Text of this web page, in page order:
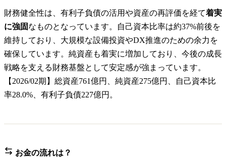
財務健全性は、有利子負債の活用や資産の再評価を経て着実
に強固なものとなっています。自己資本比率は約37%前後を
維持しており、大規模な設備投資やDX推進のための余力を
確保しています。純資産も着実に増加しており、今後の成長
戦略を支える財務基盤として安定感が強まっています。
【2026/02期】総資産761億円、純資産275億円、自己資本比
率28.0%、有利子負債227億円。
お金の流れは？